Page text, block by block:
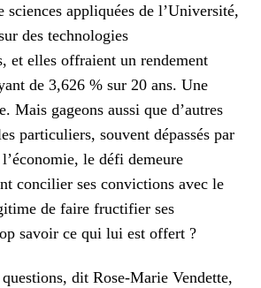
appliquées de l’Université,
des technologies
et elles offraient un rendement
de 3,626 % sur 20 ans. Une
Mais gageons aussi que d’autres
particuliers, souvent dépassés par
le défi demeure
concilier ses convictions avec le
de faire fructifier ses
savoir ce qui lui est offert ?
dit Rose-Marie Vendette,